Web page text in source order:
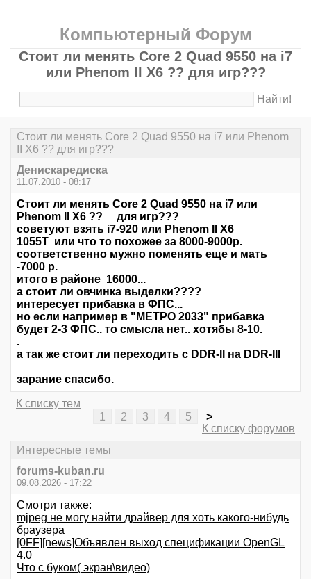
Компьютерный Форум
Стоит ли менять Core 2 Quad 9550 на i7
или Phenom II X6 ?? для игр???
Найти!
Стоит ли менять Core 2 Quad 9550 на i7 или Phenom
II X6 ?? для игр???
Денискаредиска
11.07.2010 - 08:17
Стоит ли менять Core 2 Quad 9550 на i7 или
Phenom II X6 ?? для игр???
советуют взять i7-920 или Phenom II X6
1055T или что то похожее за 8000-9000р.
соответственно мужно поменять еще и мать
-7000 р.
итого в районе 16000...
а стоит ли овчинка выделки????
интересует прибавка в ФПС...
но если например в "МЕТРО 2033" прибавка
будет 2-3 ФПС.. то смысла нет.. хотябы 8-10.
.
а так же стоит ли переходить с DDR-II на DDR-III
зарание спасибо.
К списку тем
1
2 3 4 5
>
К списку форумов
Интересные темы
forums-kuban.ru
09.08.2026 - 17:22
Смотри также:
mjpeg не могу найти драйвер для хоть какого-нибудь
браузера
[0FF][news]Объявлен выход спецификации OpenGL
4.0
Что с буком( экран\видео)